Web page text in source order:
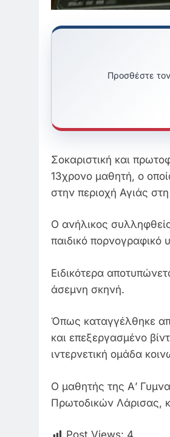
Προσθέστε
Σοκαριστική και
13χρονο μαθητή, ο
στην περιοχή Αγιάς
Ο ανήλικος
παιδικό πορνογραφικό
Ειδικότερα
άσεμνη σκηνή.
Όπως καταγγέλθηκε
και επεξεργασμένο
ιντερνετική ομάδα
Ο μαθητής της Α’
Πρωτοδικών Λάρισας,